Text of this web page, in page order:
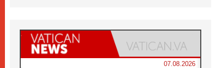
07.08.2026